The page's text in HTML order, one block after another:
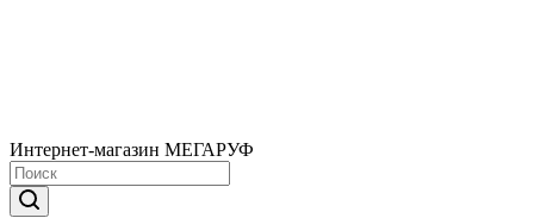
Интернет-магазин МЕГАРУФ